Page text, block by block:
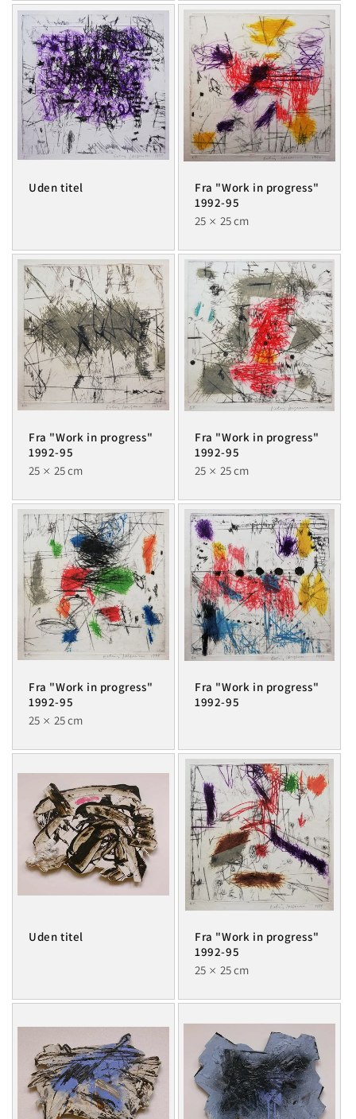
Uden titel
Fra "Work in progress"
1992-95
25
25 cm
Fra "Work in progress"
1992-95
25
25 cm
Fra "Work in progress"
1992-95
25
25 cm
Fra "Work in progress"
1992-95
25
25 cm
Fra "Work in progress"
1992-95
Uden titel
Fra "Work in progress"
1992-95
25
25 cm